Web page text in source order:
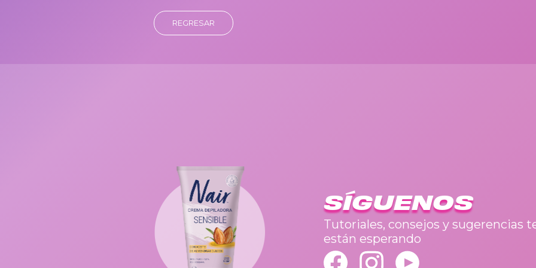
REGRESAR
SÍGUENOS
Tutoriales, consejos y sugerencias
están esperando